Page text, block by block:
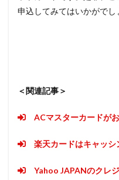
申込してみてはいかがでし
＜関連記事＞
ACマスターカードが
楽天カードはキャッシ
Yahoo JAPANのクレ